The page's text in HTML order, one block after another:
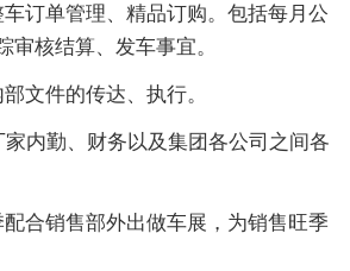
单管理、精品订购。包括每月公
审核结算、发车事宜。
件的传达、执行。
内勤、财务以及集团各公司之间各
销售部外出做车展，为销售旺季